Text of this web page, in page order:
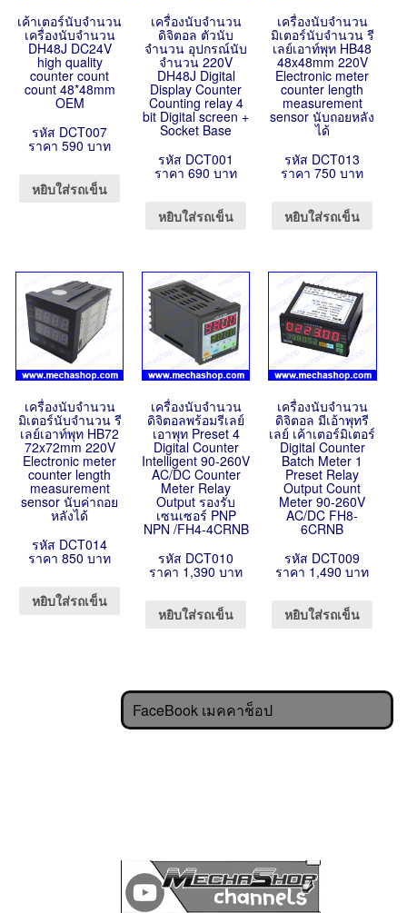
เค้าเตอร์นับจำนวน
เครื่องนับจำนวน
DH48J DC24V
high quality
counter count
count 48*48mm
OEM
รหัส DCT007
ราคา 590 บาท
หยิบใส่รถเข็น
เครื่องนับจำนวน
ดิจิตอล ตัวนับ
จำนวน อุปกรณ์นับ
จำนวน 220V
DH48J Digital
Display Counter
Counting relay 4
bit Digital screen +
Socket Base
รหัส DCT001
ราคา 690 บาท
หยิบใส่รถเข็น
เครื่องนับจำนวน
มิเตอร์นับจำนวน รี
เลย์เอาท์พุท HB48
48x48mm 220V
Electronic meter
counter length
measurement
sensor นับถอยหลัง
ได้
รหัส DCT013
ราคา 750 บาท
หยิบใส่รถเข็น
เครื่องนับจำนวน
มิเตอร์นับจำนวน รี
เลย์เอาท์พุท HB72
72x72mm 220V
Electronic meter
counter length
measurement
sensor นับค่าถอย
หลังได้
รหัส DCT014
ราคา 850 บาท
หยิบใส่รถเข็น
เครื่องนับจำนวน
ดิจิตอลพร้อมรีเลย์
เอาพุท Preset 4
Digital Counter
Intelligent 90-260V
AC/DC Counter
Meter Relay
Output รองรับ
เซนเซอร์ PNP
NPN /FH4-4CRNB
รหัส DCT010
ราคา 1,390 บาท
หยิบใส่รถเข็น
เครื่องนับจำนวน
ดิจิตอล มีเอ้าพุทรี
เลย์ เค้าเตอร์มิเตอร์
Digital Counter
Batch Meter 1
Preset Relay
Output Count
Meter 90-260V
AC/DC FH8-
6CRNB
รหัส DCT009
ราคา 1,490 บาท
หยิบใส่รถเข็น
FaceBook เมคคาช็อป